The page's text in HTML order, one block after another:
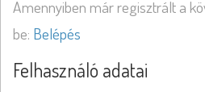
Amennyiben már regisztrált a
be: Belépés
Felhasználó adatai